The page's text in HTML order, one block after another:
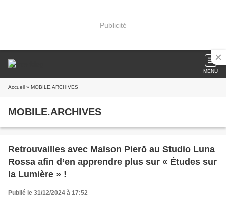
Publicité
MENU
Accueil » MOBILE.ARCHIVES
MOBILE.ARCHIVES
Retrouvailles avec Maison Pierō au Studio Luna
Rossa afin d’en apprendre plus sur « Études sur
la Lumière » !
Publié le 31/12/2024 à 17:52